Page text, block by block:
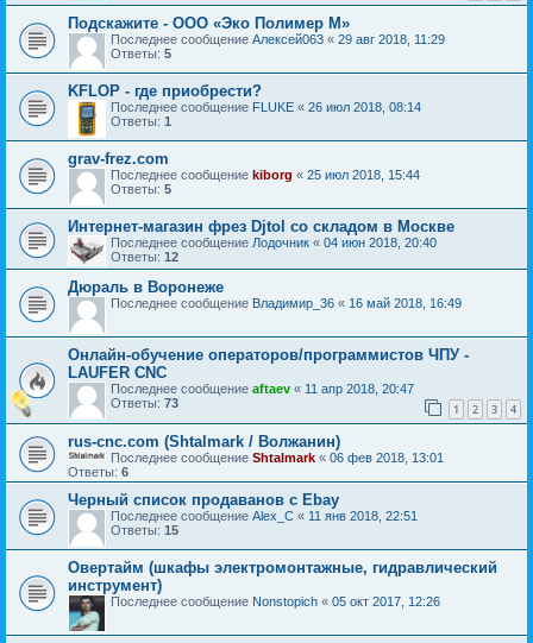
Подскажите - ООО «Эко Полимер М»
Последнее сообщение Алексей063 « 29 авг 2018, 11:29
Ответы: 5
KFLOP - где приобрести?
Последнее сообщение FLUKE « 26 июл 2018, 08:14
Ответы: 1
grav-frez.com
Последнее сообщение kiborg « 25 июл 2018, 15:44
Ответы: 5
Интернет-магазин фрез Djtol со складом в Москве
Последнее сообщение Лодочник « 04 июн 2018, 20:40
Ответы: 12
Дюраль в Воронеже
Последнее сообщение Владимир_36 « 16 май 2018, 16:49
Онлайн-обучение операторов/программистов ЧПУ -
LAUFER CNC
Последнее сообщение aftaev « 11 апр 2018, 20:47
Ответы: 73 1 2 3 4
rus-cnc.com (Shtalmark / Волжанин)
Последнее сообщение Shtalmark « 06 фев 2018, 13:01
Ответы: 6
Черный список продаванов c Ebay
Последнее сообщение Alex_C « 11 янв 2018, 22:51
Ответы: 15
Овертайм (шкафы электромонтажные, гидравлический
инструмент)
Последнее сообщение Nonstopich « 05 окт 2017, 12:26